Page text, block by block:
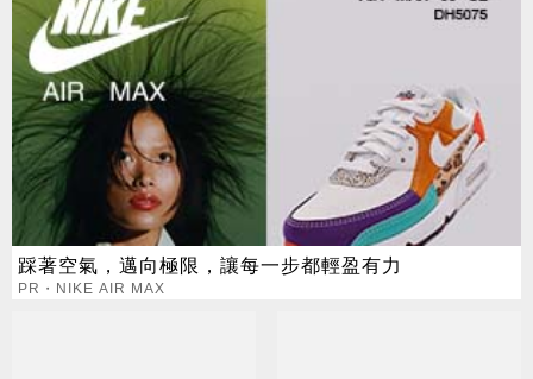
踩著空氣，邁向極限，讓每一步都輕盈有力
PR・NIKE AIR MAX